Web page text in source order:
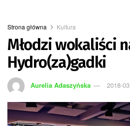
Strona główna Kultura
Młodzi wokaliści
Hydro(za)gadki
Aurelia Adaszyńska 2018-